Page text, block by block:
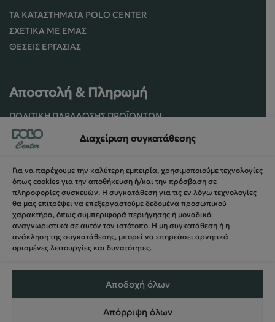
Διαχείριση συγκατάθεσης
Για να παρέχουμε την καλύτερη εμπειρία, χρησιμοποιούμε τεχνολογίες
όπως cookies για την αποθήκευση ή/και την πρόσβαση σε
πληροφορίες συσκευών. Η συγκατάθεση για τις εν λόγω τεχνολογίες
θα μας επιτρέψει να επεξεργαστούμε δεδομένα προσωπικού
χαρακτήρα, όπως συμπεριφορά περιήγησης ή μοναδικά
αναγνωριστικά σε αυτόν τον ιστότοπο. Η μη συγκατάθεση ή η
ανάκληση της συγκατάθεσης, μπορεί να επηρεάσει αρνητικά
ορισμένες λειτουργίες και δυνατότητες.
Αποδοχή όλων
Απόρριψη όλων
ΤΑ ΚΑΤΑΣΤΉΜΑΤΑ POLO CENTER
ΣΧΕΤΙΚΆ ΜΕ ΕΜΆΣ
ΘΈΣΕΙΣ ΕΡΓΑΣΊΑΣ
Αποστολή & Πληρωμή
ΠΟΛΙΤΙΚΉ ΠΑΡΆΔΟΣΗΣ ΠΡΟΪΌΝΤΩΝ
ΠΟΛΙΤΙΚΉ ΕΠΙΣΤΡΟΦΏΝ / ΑΚΥΡΏΣΕΩΝ
ΌΡΟΙ ΧΡΉΣΗΣ ΚΑΙ ΑΣΦΑΛΕΊΑΣ
ΦΌΡΜΑ ΥΠΑΝΑΧΏΡΗΣΗΣ